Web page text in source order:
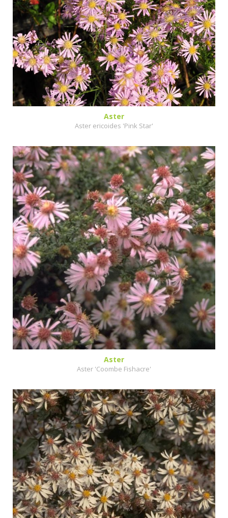
Aster
Aster ericoides 'Pink Star'
Aster
Aster 'Coombe Fishacre'